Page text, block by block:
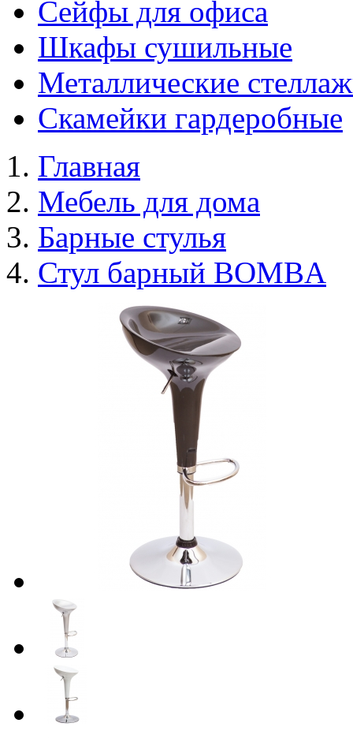
Сейфы для офиса
Шкафы сушильные
Металлические
Скамейки гардеробные
Главная
Мебель для дома
Барные стулья
Стул барный BOMBA